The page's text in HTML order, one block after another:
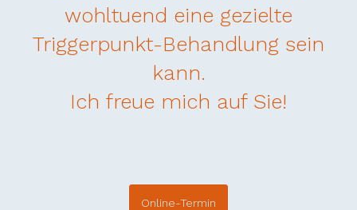
wohltuend eine gezielte
Triggerpunkt-Behandlung sein
kann.
Ich freue mich auf Sie!
Online-Termin